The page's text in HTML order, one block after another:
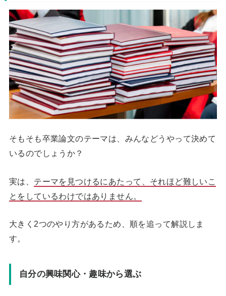
そもそも卒業論文のテーマは、みんなどうやって決めて
いるのでしょうか？
実は、 テーマを見つけるにあたって、それほど難しいこ
とをしているわけではありません。
大きく2つのやり方があるため、順を追って解説しま
す。
自分の興味関心・趣味から選ぶ